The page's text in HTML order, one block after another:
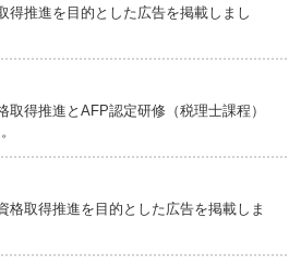
得推進を目的とした広告を掲載しまし
取得推進とAFP認定研修（税理士課程）
格取得推進を目的とした広告を掲載しま